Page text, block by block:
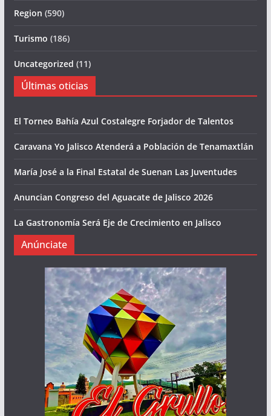
Region (590)
Turismo (186)
Uncategorized (11)
Últimas oticias
El Torneo Bahía Azul Costalegre Forjador de Talentos
Caravana Yo Jalisco Atenderá a Población de Tenamaxtlán
María José a la Final Estatal de Suenan Las Juventudes
Anuncian Congreso del Aguacate de Jalisco 2026
La Gastronomía Será Eje de Crecimiento en Jalisco
Anúnciate